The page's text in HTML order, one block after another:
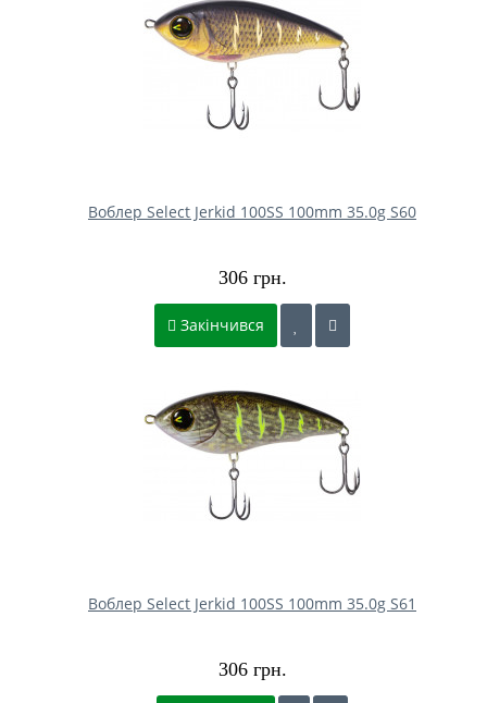
Воблер Select Jerkid 100SS 100mm 35.0g S60
306 грн.
Закінчився
Воблер Select Jerkid 100SS 100mm 35.0g S61
306 грн.